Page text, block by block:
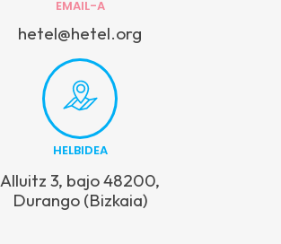
EMAIL-A
hetel@hetel.org
HELBIDEA
Alluitz 3, bajo 48200,
Durango (Bizkaia)